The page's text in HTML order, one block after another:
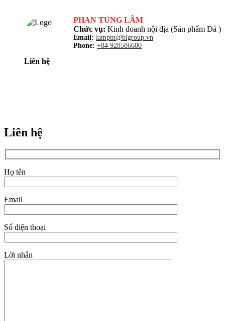
PHAN TÙNG LÂM
Chức vụ: Kinh doanh nội địa (Sản phẩm Đá )
Email: lamptn@blgroup.vn
Phone: +84 928586600
Liên hệ
Liên hệ
Họ tên
Email
Số điện thoại
Lời nhắn